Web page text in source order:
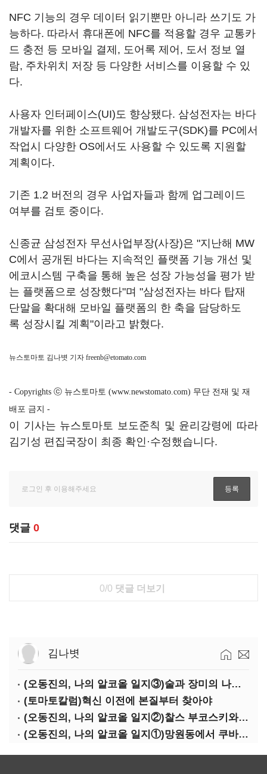
NFC 기능의 경우 데이터 읽기뿐만 아니라 쓰기도 가
능하다. 따라서 휴대폰에 NFC를 적용할 경우 교통카
드 충전 등 모바일 결제, 도어록 제어, 도서 정보 열
람, 주차위치 저장 등 다양한 서비스를 이용할 수 있
다.
사용자 인터페이스(UI)도 향상됐다. 삼성전자는 바다
개발자를 위한 소프트웨어 개발도구(SDK)를 PC에서
작업시 다양한 OS에서도 사용할 수 있도록 지원할
계획이다.
기존 1.2 버전의 경우 사업자들과 함께 업그레이드
여부를 검토 중이다.
신종균 삼성전자 무선사업부장(사장)은 "지난해 MW
C에서 공개된 바다는 지속적인 플랫폼 기능 개선 및
에코시스템 구축을 통해 높은 성장 가능성을 평가 받
는 플랫폼으로 성장했다"며 "삼성전자는 바다 탑재
단말을 확대해 모바일 플랫폼의 한 축을 담당하도
록 성장시킬 계획"이라고 밝혔다.
뉴스토마토 김나볏 기자 freenb@etomato.com
- Copyrights ⓒ 뉴스토마토 (www.newstomato.com) 무단 전재 및 재
배포 금지 -
이 기사는 뉴스토마토 보도준칙 및 윤리강령에 따라
김기성 편집국장이 최종 확인·수정했습니다.
댓글 0
0/0 댓글 더보기
김나볏
(오동진의, 나의 알코올 일지③)술과 장미의 나날, 그때나 지금이나
(토마토칼럼)혁신 이전에 본질부터 찾아야
(오동진의, 나의 알코올 일지②)찰스 부코스키와 마사유키, 비 오는 날 술 마시기
(오동진의, 나의 알코올 일지①)망원동에서 쿠바와 뉴욕까지, 알코올의 기억은 흐른다